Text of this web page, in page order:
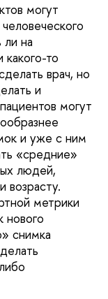
могут
на
то
врач, но
и
могут
и уже с ним
«средние»
людей,
возрасту.
метрики
нового
снимка